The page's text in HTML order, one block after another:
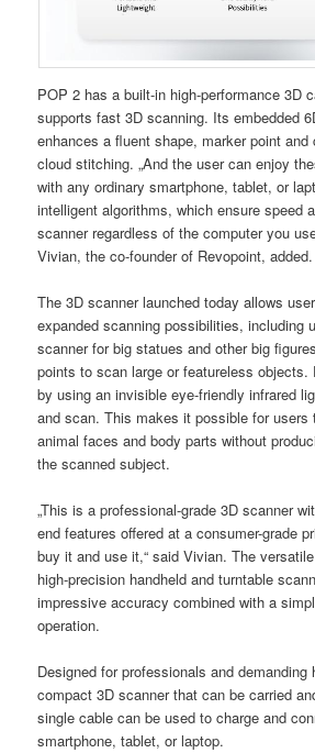
POP 2 has a built-in high-performance 3D
supports fast 3D scanning. Its embedded
enhances a fluent shape, marker point and
cloud stitching. „And the user can enjoy
with any ordinary smartphone, tablet, or
intelligent algorithms, which ensure speed
scanner regardless of the computer you
Vivian, the co-founder of Revopoint, added.
The 3D scanner launched today allows
expanded scanning possibilities, including
scanner for big statues and other big
points to scan large or featureless objects.
by using an invisible eye-friendly infrared
and scan. This makes it possible for users
animal faces and body parts without
the scanned subject.
„This is a professional-grade 3D scanner
end features offered at a consumer-grade
buy it and use it,“ said Vivian. The
high-precision handheld and turntable
impressive accuracy combined with a
operation.
Designed for professionals and
compact 3D scanner that can be carried
single cable can be used to charge and
smartphone, tablet, or laptop.